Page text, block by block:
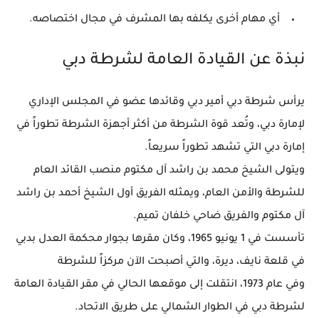
أي مهام أخرى يكلفه بها المشرف في مجال اختصاصه.
نبذة عن القيادة العامة لشرطة دبي
يرأس شرطة دبي أمير دبي وقائدها عضو في المجلس الإداري
لإمارة دبي، وتُعد قوة الشرطة من أكثر أجهزة الشرطة تطوراً في
إمارة دبي التي تشهد تطوراً سريعاً.
ويتولى الشيخ محمد بن راشد آل مكتوم منصب القائد العام
للشرطة والأمن العام، ويمثله الفريق أول الشيخ أحمد بن راشد
آل مكتوم والفريق ضاحي خلفان تميم.
تأسست في 1 يونيو 1965، وكان مقرها بجوار محكمة العدل بدبي
في قلعة نايف، ديرة، والتي أصبحت الآن مركزاً للشرطة
وفي عام 1973، انتقلت إلى موقعها الحالي في مقر القيادة العامة
لشرطة دبي في الطوار الشمالي على طريق الاتحاد.